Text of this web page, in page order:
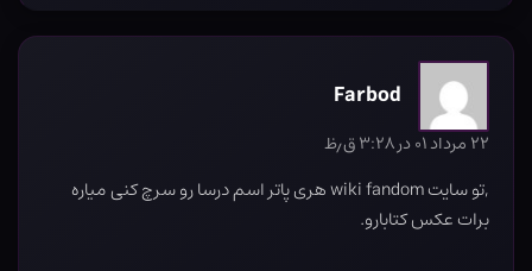
Farbod
۲۲ مرداد ۰۱ در ۳:۲۸ ق٫ظ
,تو سایت wiki fandom هری پاتر اسم درسا رو سرچ کنی میاره
برات عکس کتابارو.